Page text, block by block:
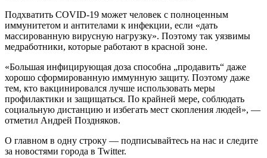
Подхватить COVID-19 может человек с полноценным
иммунитетом и антителами к инфекции, если «дать
массированную вирусную нагрузку». Поэтому так уязвимы
медработники, которые работают в красной зоне.
«Большая инфицирующая доза способна „продавить“ даже
хорошо сформированную иммунную защиту. Поэтому даже
тем, кто вакцинировался лучше использовать меры
профилактики и защищаться. По крайней мере, соблюдать
социальную дистанцию и избегать мест скопления людей», —
отметил Андрей Поздняков.
О главном в одну строку — подписывайтесь на нас и следите
за новостями города в Twitter.